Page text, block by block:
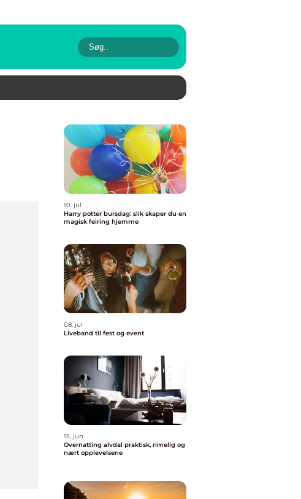
10. jul
Harry potter bursdag: slik skaper du en
magisk feiring hjemme
08. jul
Liveband til fest og event
15. jun
Overnatting alvdal praktisk, rimelig og
nært opplevelsene